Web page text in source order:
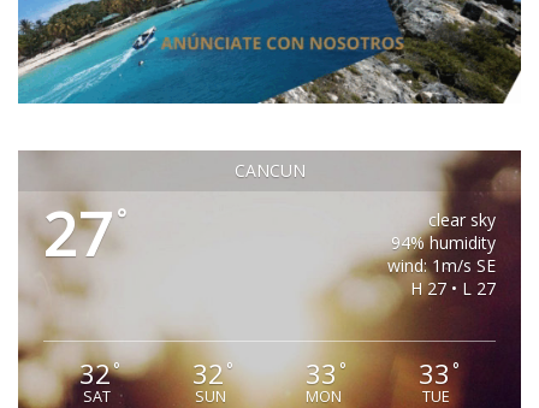
CANCUN
27°
clear sky
94% humidity
wind: 1m/s SE
H 27 • L 27
32°
SAT
32°
SUN
33 °
MON
33°
TUE